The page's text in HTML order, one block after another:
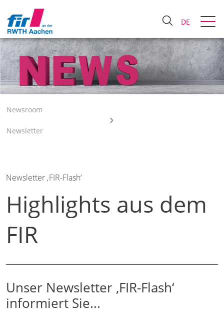
DE
Newsroom
Newsletter
Newsletter ‚FIR-Flash‘
Highlights aus dem
FIR
Unser Newsletter ‚FIR-Flash‘
informiert Sie...